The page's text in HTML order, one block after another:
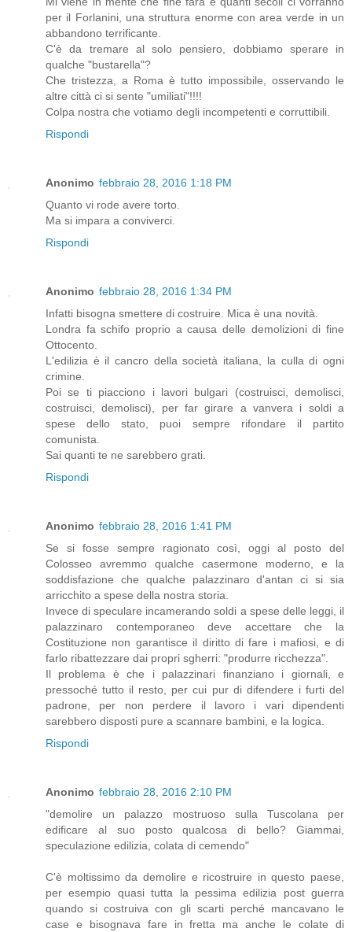
per il Forlanini, una struttura enorme con area verde in un
abbandono terrificante.
C'è da tremare al solo pensiero, dobbiamo sperare in
qualche "bustarella"?
Che tristezza, a Roma è tutto impossibile, osservando le
altre città ci si sente "umiliati"!!!!
Colpa nostra che votiamo degli incompetenti e corruttibili.
Rispondi
Anonimo febbraio 28, 2016 1:18 PM
Quanto vi rode avere torto.
Ma si impara a conviverci.
Rispondi
Anonimo febbraio 28, 2016 1:34 PM
Infatti bisogna smettere di costruire. Mica è una novità.
Londra fa schifo proprio a causa delle demolizioni di fine
Ottocento.
L'edilizia è il cancro della società italiana, la culla di ogni
crimine.
Poi se ti piacciono i lavori bulgari (costruisci, demolisci,
costruisci, demolisci), per far girare a vanvera i soldi a
spese dello stato, puoi sempre rifondare il partito
comunista.
Sai quanti te ne sarebbero grati.
Rispondi
Anonimo febbraio 28, 2016 1:41 PM
Se si fosse sempre ragionato così, oggi al posto del
Colosseo avremmo qualche casermone moderno, e la
soddisfazione che qualche palazzinaro d'antan ci si sia
arricchito a spese della nostra storia.
Invece di speculare incamerando soldi a spese delle leggi, il
palazzinaro contemporaneo deve accettare che la
Costituzione non garantisce il diritto di fare i mafiosi, e di
farlo ribattezzare dai propri sgherri: "produrre ricchezza".
Il problema è che i palazzinari finanziano i giornali, e
pressoché tutto il resto, per cui pur di difendere i furti del
padrone, per non perdere il lavoro i vari dipendenti
sarebbero disposti pure a scannare bambini, e la logica.
Rispondi
Anonimo febbraio 28, 2016 2:10 PM
"demolire un palazzo mostruoso sulla Tuscolana per
edificare al suo posto qualcosa di bello? Giammai,
speculazione edilizia, colata di cemendo"
C'è moltissimo da demolire e ricostruire in questo paese,
per esempio quasi tutta la pessima edilizia post guerra
quando si costruiva con gli scarti perché mancavano le
case e bisognava fare in fretta ma anche le colate di